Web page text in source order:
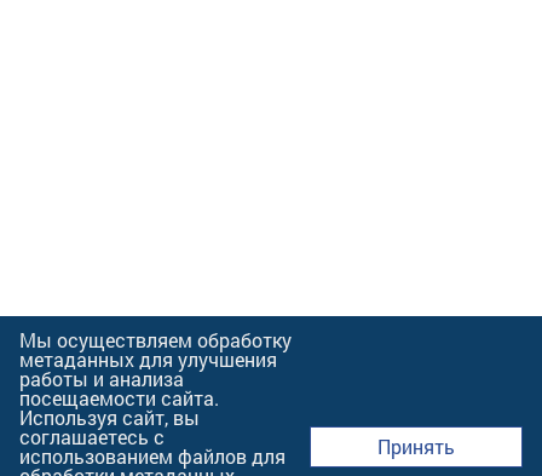
Мы осуществляем обработку
метаданных для улучшения
работы и анализа
посещаемости сайта.
Используя сайт, вы
соглашаетесь с
использованием файлов для Принять